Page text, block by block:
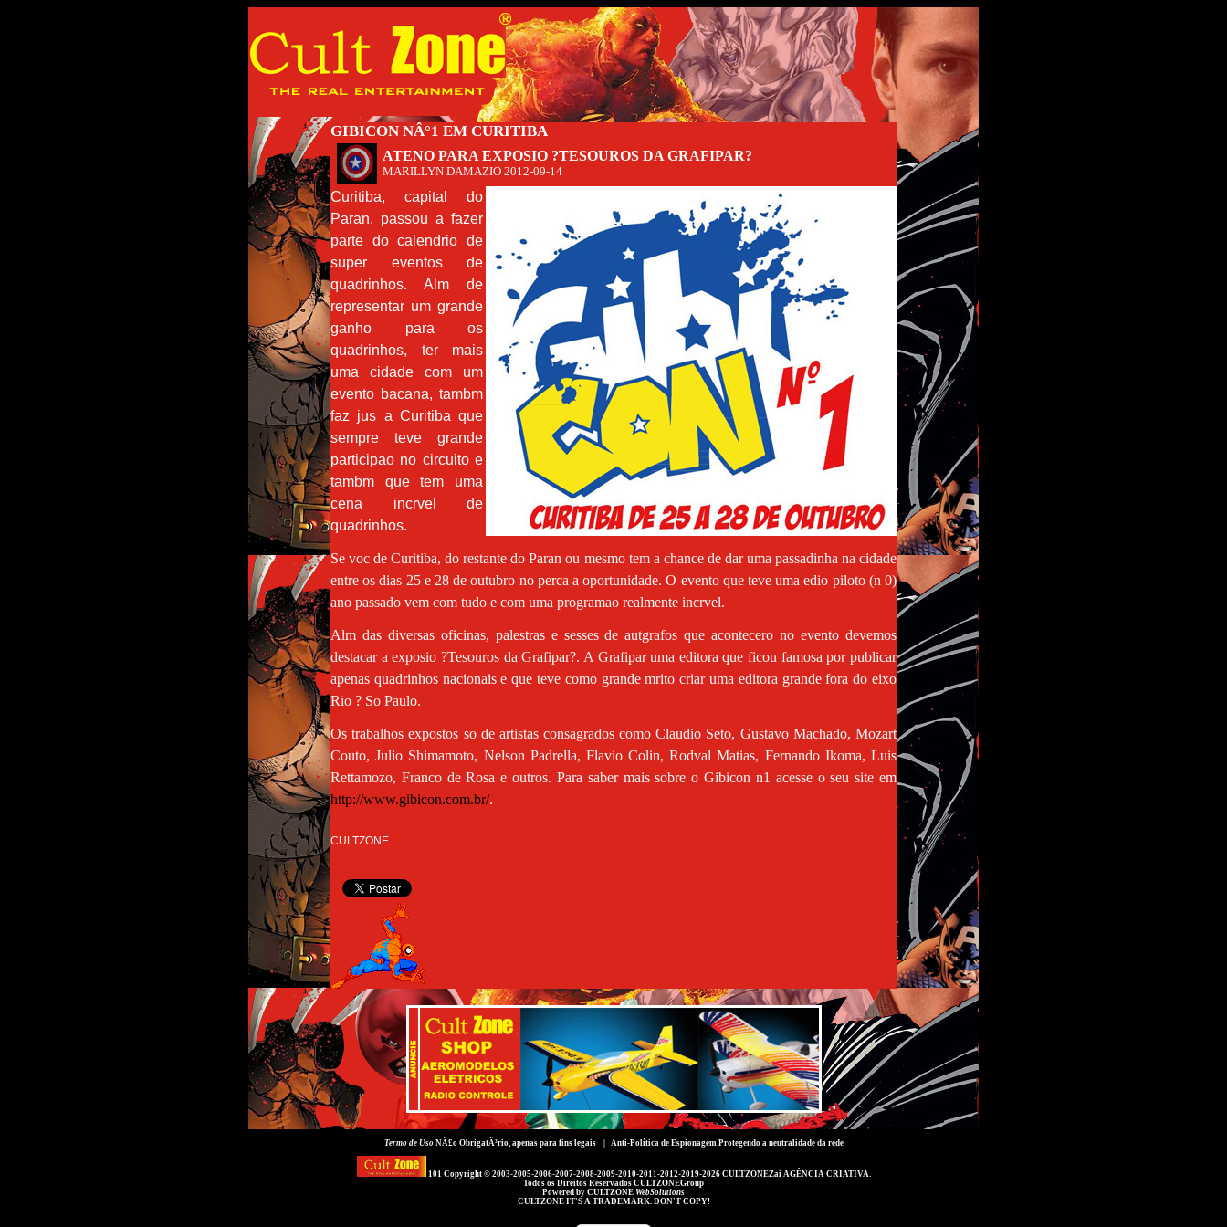
GIBICON NÂ°1 EM CURITIBA
ATENO PARA EXPOSIO ?TESOUROS DA GRAFIPAR?
MARILLYN DAMAZIO 2012-09-14
Curitiba, capital do
Paran, passou a fazer
parte do calendrio de
super eventos de
quadrinhos. Alm de
representar um grande
ganho para os
quadrinhos, ter mais
uma cidade com um
evento bacana, tambm
faz jus a Curitiba que
sempre teve grande
participao no circuito e
tambm que tem uma
cena incrvel de
quadrinhos.
Se voc de Curitiba, do restante do Paran ou mesmo tem a chance de dar uma passadinha na cidade
entre os dias 25 e 28 de outubro no perca a oportunidade. O evento que teve uma edio piloto (n 0)
ano passado vem com tudo e com uma programao realmente incrvel.
Alm das diversas oficinas, palestras e sesses de autgrafos que acontecero no evento devemos
destacar a exposio ?Tesouros da Grafipar?. A Grafipar uma editora que ficou famosa por publicar
apenas quadrinhos nacionais e que teve como grande mrito criar uma editora grande fora do eixo
Rio ? So Paulo.
Os trabalhos expostos so de artistas consagrados como Claudio Seto, Gustavo Machado, Mozart
Couto, Julio Shimamoto, Nelson Padrella, Flavio Colin, Rodval Matias, Fernando Ikoma, Luis
Rettamozo, Franco de Rosa e outros. Para saber mais sobre o Gibicon n1 acesse o seu site em
http://www.gibicon.com.br/.
CULTZONE
Termo de UsoNÃ£o ObrigatÃ³rio, apenas para fins legais | Anti-Política de EspionagemProtegendo a neutralidade da rede
101 Copyright © 2003-2005-2006-2007-2008-2009-2010-2011-2012-2019-2026 CULTZONEZai AGÊNCIA CRIATIVA.
Todos os Direitos Reservados CULTZONEGroup
Powered by CULTZONE WebSolutions
CULTZONE IT'S A TRADEMARK. DON'T COPY!